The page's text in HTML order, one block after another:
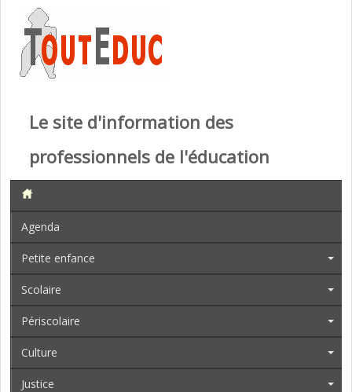
Le site d'information des
professionnels de l'éducation
Agenda
Petite enfance
Scolaire
Périscolaire
Culture
Justice